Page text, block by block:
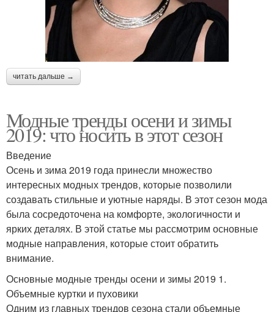
читать дальше →
Модные тренды осени и зимы
2019: что носить в этот сезон
Введение
Осень и зима 2019 года принесли множество
интересных модных трендов, которые позволили
создавать стильные и уютные наряды. В этот сезон мода
была сосредоточена на комфорте, экологичности и
ярких деталях. В этой статье мы рассмотрим основные
модные направления, которые стоит обратить
внимание.
Основные модные тренды осени и зимы 2019 1.
Объемные куртки и пуховики
Одним из главных трендов сезона стали объемные